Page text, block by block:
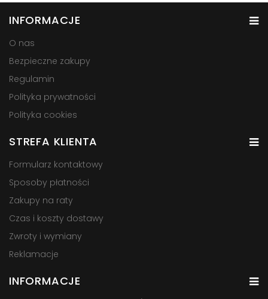
INFORMACJE
O nas
Bezpieczne zakupy
Regulamin
Polityka prywatności
Polityka cookies
STREFA KLIENTA
Formularz kontaktowy
Sposoby płatności
Zakupy na raty
Czas i koszty dostawy
Zwroty i wymiany
Reklamacje
INFORMACJE